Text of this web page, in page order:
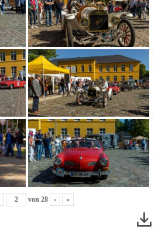
von 28 › »